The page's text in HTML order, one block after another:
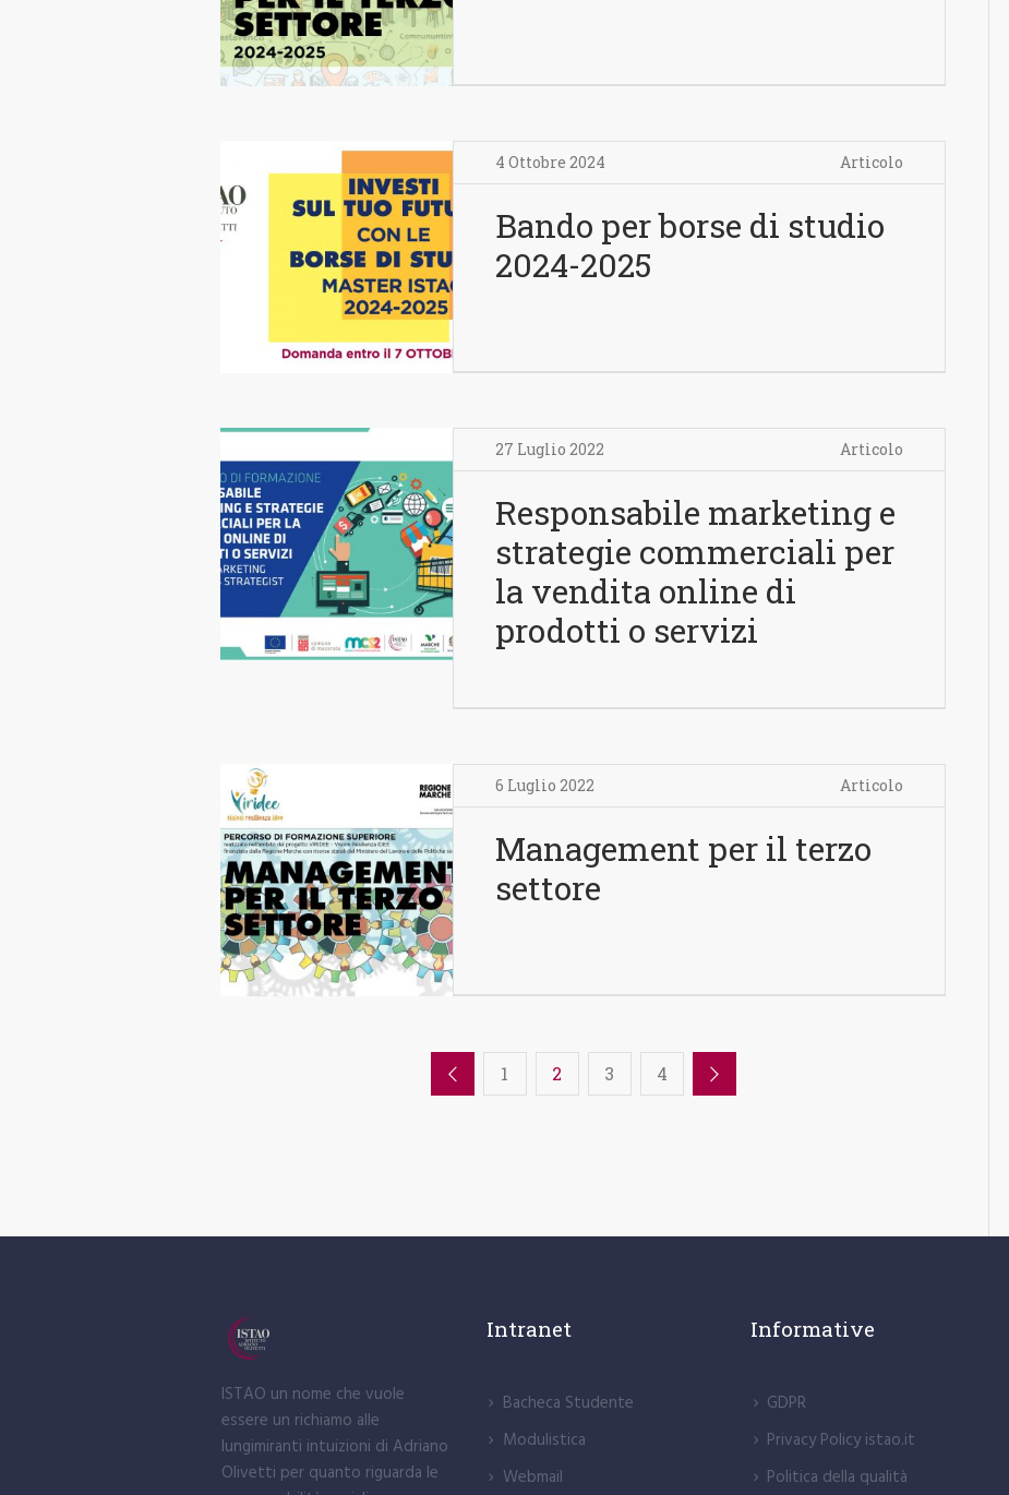
4 Ottobre 2024 Articolo
Bando per borse di studio
2024-2025
27 Luglio 2022 Articolo
Responsabile marketing e
strategie commerciali per
la vendita online di
prodotti o servizi
6 Luglio 2022 Articolo
Management per il terzo
settore
1 2 3 4
ISTAO un nome che vuole
essere un richiamo alle
lungimiranti intuizioni di Adriano
Olivetti per quanto riguarda le
Intranet
Bacheca Studente
Modulistica
Webmail
Informative
GDPR
Privacy Policy istao.it
Politica della qualità